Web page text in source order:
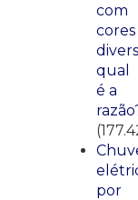
com
cores
qual
é a
por